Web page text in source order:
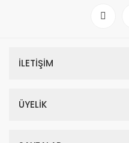
İLETİŞİM
ÜYELİK